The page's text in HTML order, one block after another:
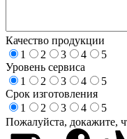
Качество продукции
1
2 3 4
5
Уровень сервиса
1
2 3 4
5
Срок изготовления
1
2 3 4
5
Пожалуйста, докажите,